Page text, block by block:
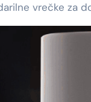
vrečke za